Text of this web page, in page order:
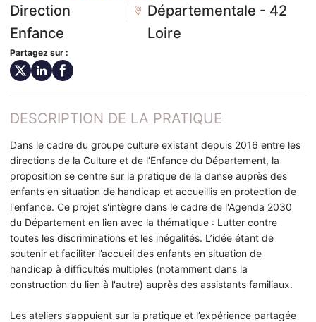
Direction
Enfance
Départementale - 42
Loire
Partagez sur :
DESCRIPTION DE LA PRATIQUE
Dans le cadre du groupe culture existant depuis 2016 entre les
directions de la Culture et de l’Enfance du Département, la
proposition se centre sur la pratique de la danse auprès des
enfants en situation de handicap et accueillis en protection de
l'enfance. Ce projet s'intègre dans le cadre de l'Agenda 2030
du Département en lien avec la thématique : Lutter contre
toutes les discriminations et les inégalités. L’idée étant de
soutenir et faciliter l’accueil des enfants en situation de
handicap à difficultés multiples (notamment dans la
construction du lien à l'autre) auprès des assistants familiaux.
Les ateliers s’appuient sur la pratique et l’expérience partagée